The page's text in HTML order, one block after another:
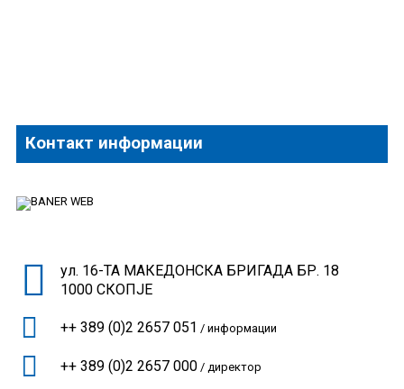
Контакт информации
ул. 16-ТА МАКЕДОНСКА БРИГАДА БР. 18
1000 СКОПЈЕ
++ 389 (0)2 2657 051 / информации
++ 389 (0)2 2657 000/ директор